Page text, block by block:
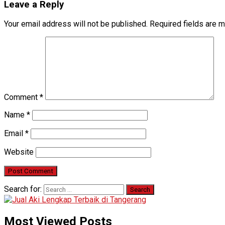
Leave a Reply
Your email address will not be published. Required fields are
Comment *
Name *
Email *
Website
Search for:
Most Viewed Posts